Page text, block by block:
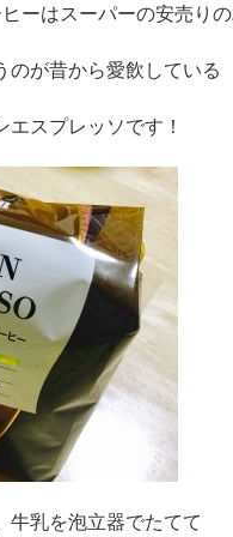
ーはスーパーの安売りの
のが昔から愛飲している
エスプレッソです！
牛乳を泡立器でたてて